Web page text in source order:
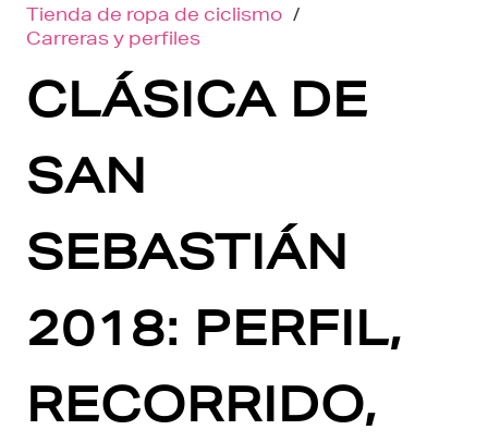
Tienda de ropa de ciclismo /
Carreras y perfiles
CLÁSICA DE
SAN
SEBASTIÁN
2018: PERFIL,
RECORRIDO,